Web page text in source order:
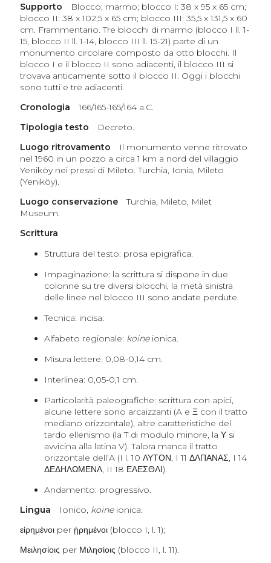
Supporto Blocco; marmo; blocco I: 38 x 95 x 65 cm;
blocco II: 38 x 102,5 x 65 cm; blocco III: 35,5 x 131,5 x 60
cm. Frammentario. Tre blocchi di marmo (blocco I ll. 1-
15, blocco II ll. 1-14, blocco III ll. 15-21) parte di un
monumento circolare composto da otto blocchi. Il
blocco I e il blocco II sono adiacenti, il blocco III si
trovava anticamente sotto il blocco II. Oggi i blocchi
sono tutti e tre adiacenti.
Cronologia 166/165-165/164 a.C.
Tipologia testo Decreto.
Luogo ritrovamento Il monumento venne ritrovato
nel 1960 in un pozzo a circa 1 km a nord del villaggio
Yeniköy nei pressi di Mileto. Turchia, Ionia, Mileto
(Yeniköy).
Luogo conservazioneTurchia, Mileto, Milet
Museum.
Scrittura
Struttura del testo: prosa epigrafica.
Impaginazione: la scrittura si dispone in due
colonne su tre diversi blocchi, la metà sinistra
delle linee nel blocco III sono andate perdute.
Tecnica: incisa.
Alfabeto regionale: koineionica.
Misura lettere: 0,08-0,14 cm.
Interlinea: 0,05-0,1 cm.
Particolarità paleografiche: scrittura con apici,
alcune lettere sono arcaizzanti (A e Ξcon il tratto
mediano orizzontale), altre caratteristiche del
tardo ellenismo (la T di modulo minore, la Υsi
avvicina alla latina V). Talora manca il tratto
orizzontale dell’A (I l. 10 ΛΥΤΟΝ, I 11 ΔΛΠΑΝΑΣ, I 14
ΔΕΔΗΛΩΜΕΝΛ, II 18 ΕΛΕΣΘΛΙ).
Andamento: progressivo.
Lingua Ionico, koineionica.
εἱρημένοιper ᾑρημένοι(blocco I, l. 1);
Μειλησίοις per Μιλησίοις (blocco II, l. 11).